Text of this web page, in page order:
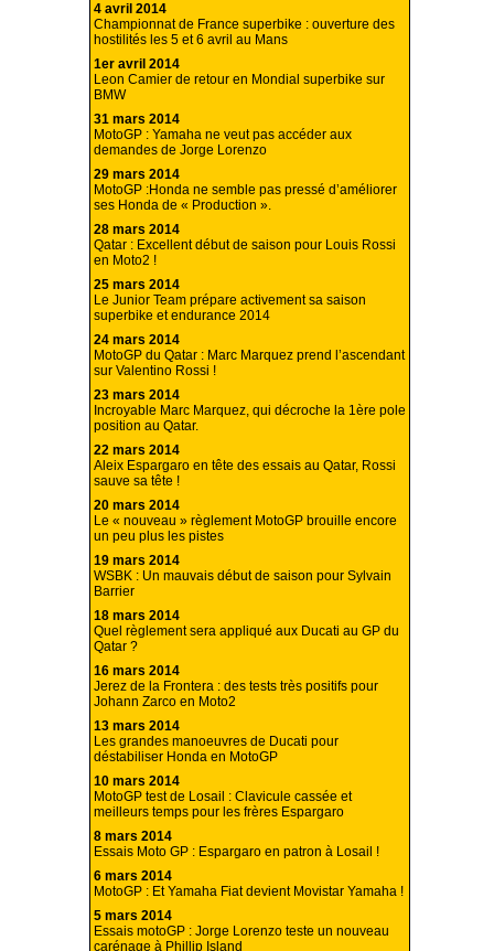
4 avril 2014
Championnat de France superbike : ouverture des
hostilités les 5 et 6 avril au Mans
1er avril 2014
Leon Camier de retour en Mondial superbike sur
BMW
31 mars 2014
MotoGP : Yamaha ne veut pas accéder aux
demandes de Jorge Lorenzo
29 mars 2014
MotoGP :Honda ne semble pas pressé d’améliorer
ses Honda de « Production ».
28 mars 2014
Qatar : Excellent début de saison pour Louis Rossi
en Moto2 !
25 mars 2014
Le Junior Team prépare activement sa saison
superbike et endurance 2014
24 mars 2014
MotoGP du Qatar : Marc Marquez prend l’ascendant
sur Valentino Rossi !
23 mars 2014
Incroyable Marc Marquez, qui décroche la 1ère pole
position au Qatar.
22 mars 2014
Aleix Espargaro en tête des essais au Qatar, Rossi
sauve sa tête !
20 mars 2014
Le « nouveau » règlement MotoGP brouille encore
un peu plus les pistes
19 mars 2014
WSBK : Un mauvais début de saison pour Sylvain
Barrier
18 mars 2014
Quel règlement sera appliqué aux Ducati au GP du
Qatar ?
16 mars 2014
Jerez de la Frontera : des tests très positifs pour
Johann Zarco en Moto2
13 mars 2014
Les grandes manoeuvres de Ducati pour
déstabiliser Honda en MotoGP
10 mars 2014
MotoGP test de Losail : Clavicule cassée et
meilleurs temps pour les frères Espargaro
8 mars 2014
Essais Moto GP : Espargaro en patron à Losail !
6 mars 2014
MotoGP : Et Yamaha Fiat devient Movistar Yamaha !
5 mars 2014
Essais motoGP : Jorge Lorenzo teste un nouveau
carénage à Phillip Island